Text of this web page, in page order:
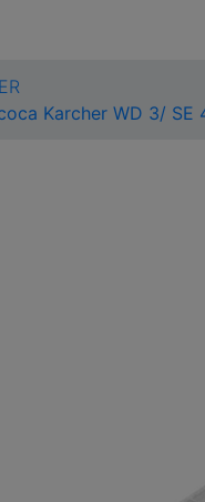
Karcher WD 3/ SE